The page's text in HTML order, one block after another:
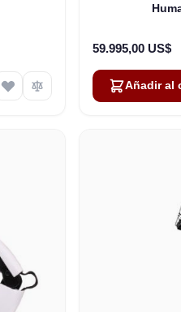
59.995,00 US$
Añadir al